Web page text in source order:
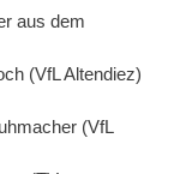
aus dem
(VfL Altendiez)
(VfL